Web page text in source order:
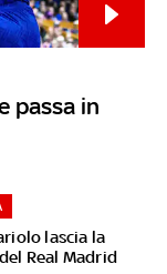
passa in
lascia la
Real Madrid